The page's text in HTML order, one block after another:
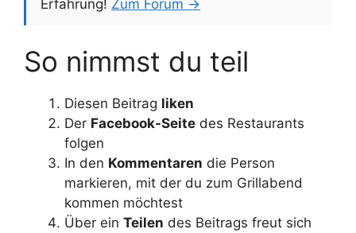
Erfahrung! Zum Forum →
So nimmst du teil
Diesen Beitrag liken
Der Facebook-Seite des Restaurants
folgen
In den Kommentaren die Person
markieren, mit der du zum Grillabend
kommen möchtest
Über ein Teilen des Beitrags freut sich